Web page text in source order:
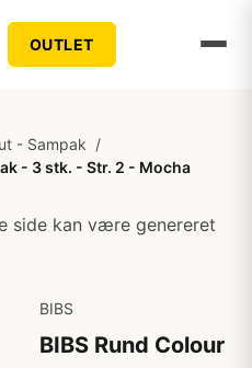
OUTLET
- Sampak /
- 3 stk. - Str. 2 - Mocha
side kan være genereret
BIBS
BIBS Rund Colour